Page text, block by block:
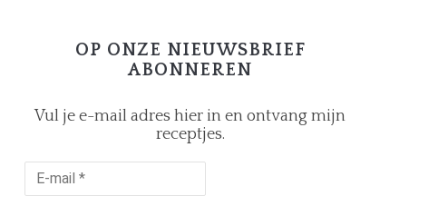
OP ONZE NIEUWSBRIEF
ABONNEREN
Vul je e-mail adres hier in en ontvang mijn
receptjes.
E-
mail